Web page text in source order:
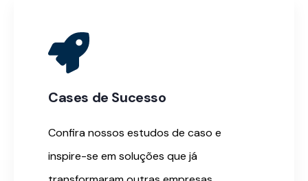
Cases de Sucesso
Confira nossos estudos de caso e
inspire-se em soluções que já